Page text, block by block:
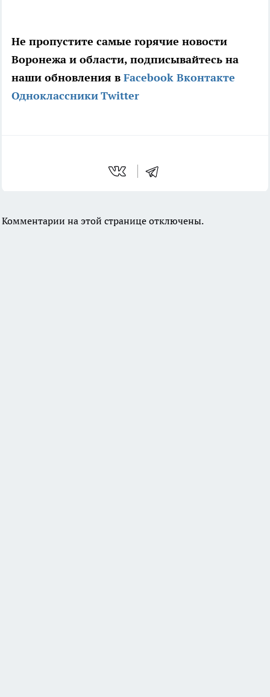
Не пропустите самые горячие новости
Воронежа и области, подписывайтесь на
наши обновления в Facebook Вконтакте
ОдноклассникиTwitter
Комментарии на этой странице отключены.